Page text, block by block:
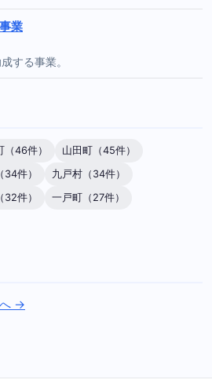
業
する事業。
（46件）
山田町（45件）
34件）
九戸村（34件）
32件）
一戸町（27件）
→